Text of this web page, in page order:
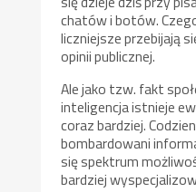
chatów i botów.
liczniejsze przebijają
opinii publicznej.
Ale jako tzw. fakt
inteligencja istnieje
coraz bardziej.
bombardowani
się spektrum
bardziej